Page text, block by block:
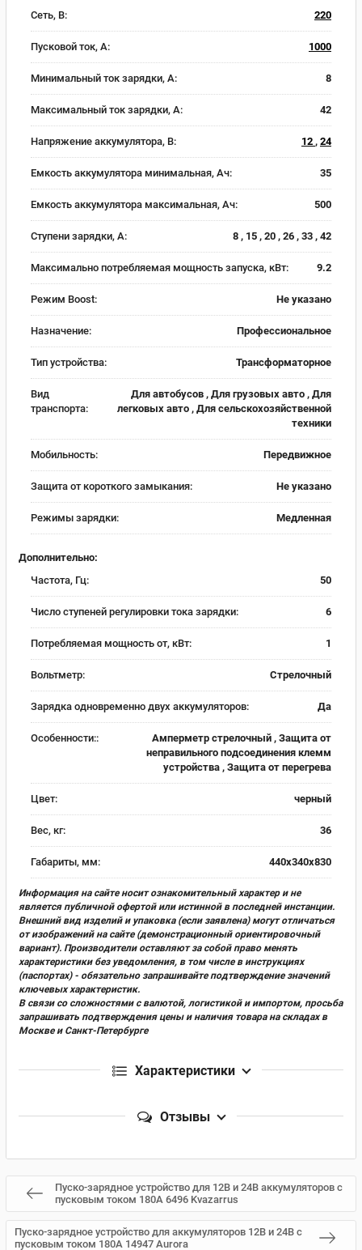
Сеть, В:
220
Пусковой ток, A: 1000
Минимальный ток зарядки, А: 8
Максимальный ток зарядки, А: 42
Напряжение аккумулятора, В: 12 , 24
Емкость аккумулятора минимальная, Ач: 35
Емкость аккумулятора максимальная, Ач: 500
Ступени зарядки, А: 8 , 15 , 20 , 26 , 33 , 42
Максимально потребляемая мощность запуска, кВт: 9.2
Режим Boost: Не указано
Назначение: Профессиональное
Тип устройства: Трансформаторное
Вид
транспорта:
Для автобусов , Для грузовых авто , Для
легковых авто , Для сельскохозяйственной
техники
Мобильность: Передвижное
Защита от короткого замыкания: Не указано
Режимы зарядки: Медленная
Дополнительно:
Частота, Гц:
50
Число ступеней регулировки тока зарядки: 6
Потребляемая мощность от, кВт: 1
Вольтметр: Стрелочный
Зарядка одновременно двух аккумуляторов: Да
Особенности::
Амперметр стрелочный , Защита от
неправильного подсоединения клемм
устройства , Защита от перегрева
Цвет: черный
Вес, кг: 36
Габариты, мм: 440х340х830
Информация на сайте носит ознакомительный характер и не
является публичной офертой или истинной в последней инстанции.
Внешний вид изделий и упаковка (если заявлена) могут отличаться
от изображений на сайте (демонстрационный ориентировочный
вариант). Производители оставляют за собой право менять
характеристики без уведомления, в том числе в инструкциях
(паспортах) - обязательно запрашивайте подтверждение значений
ключевых характеристик.
В связи со сложностями с валютой, логистикой и импортом, просьба
запрашивать подтверждения цены и наличия товара на складах в
Москве и Санкт-Петербурге
Характеристики
Отзывы
Пуско-зарядное устройство для 12В и 24В аккумуляторов с
пусковым током 180А 6496 Kvazarrus
Пуско-зарядное устройство для аккумуляторов 12В и 24В с
пусковым током 180А 14947 Aurora